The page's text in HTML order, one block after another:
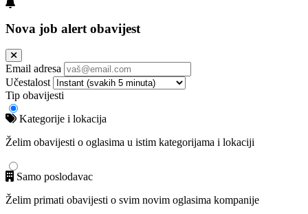
Nova job alert obavijest
Email adresa
Učestalost
Tip obavijesti
Kategorije i lokacija
Želim obavijesti o oglasima u istim kategorijama i lokaciji
Samo poslodavac
Želim primati obavijesti o svim novim oglasima kompanije